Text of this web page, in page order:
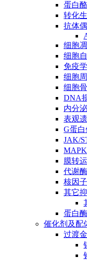
蛋白
转化
抗体
细胞
细胞
免疫
细胞
细胞
DNA
内分
表观
G蛋白
JAK/
膜转
代谢酶
核因
其它
蛋白酶
催化剂及配
过渡